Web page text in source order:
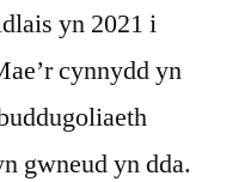
yn 2021 i
cynnydd yn
gwneud yn dda.